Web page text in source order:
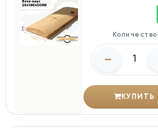
Количество
–
КУПИТЬ